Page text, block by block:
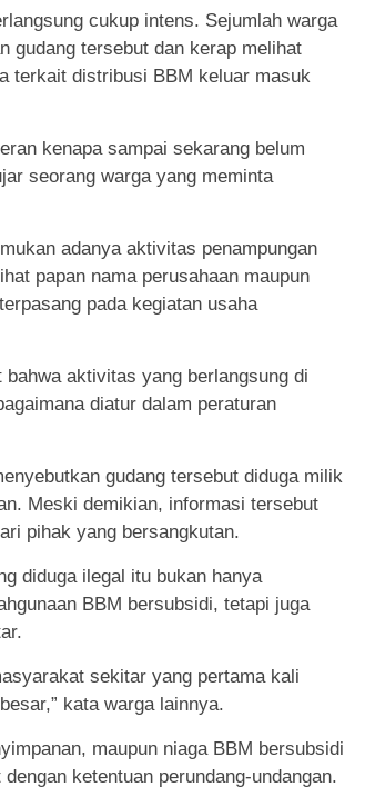
cukup intens. Sejumlah warga
gudang tersebut dan kerap melihat
terkait distribusi BBM keluar masuk
kenapa sampai sekarang belum
seorang warga yang meminta
adanya aktivitas penampungan
papan nama perusahaan maupun
pada kegiatan usaha
aktivitas yang berlangsung di
diatur dalam peraturan
gudang tersebut diduga milik
Meski demikian, informasi tersebut
pihak yang bersangkutan.
diduga ilegal itu bukan hanya
BBM bersubsidi, tetapi juga
sekitar yang pertama kali
kata warga lainnya.
maupun niaga BBM bersubsidi
ketentuan perundang-undangan.